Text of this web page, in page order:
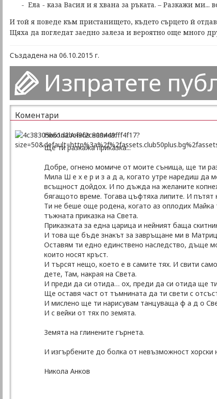
- Ела - каза Васил и я хвана за ръката. – Разкажи ми...
И той я поведе към пристанището, където сърцето й
Щяха да погледат заедно залеза и вероятно още много
Създадена на 06.10.2015 г.
Изпратете
Коментари
Никола Анков написа:
Ще ти разкажа приказка...
Добре, огнено момиче от моите сънища, ще ти
Мила Ш е х е р и з а д а, когато утре наредиш да
всъщност дойдох. И по дъжда на желаните
бягащото време. Тогава цъфтяха липите. И
Ти не беше още родена, когато аз оплодих Майка
тъжната приказка на Света.
Приказката за една царица и нейният баща
И това ще бъде знакът за завръщане ми в
Оставям ти едно единствено наследство, дъще
които носят кръст.
И търсят нещо, което е в самите тях. И свити
дете, Там, накрая на Света.
И преди да си отида… ох, преди да си отида ще
Ще оставя част от тъмнината да ти свети с
И мислено ще ти нарисувам танцуваща ф а д о
И с вейки от тях по земята.
Земята на глинените гърнета.
И изгърбените до болка от невъзможност хорски
Никола Анков